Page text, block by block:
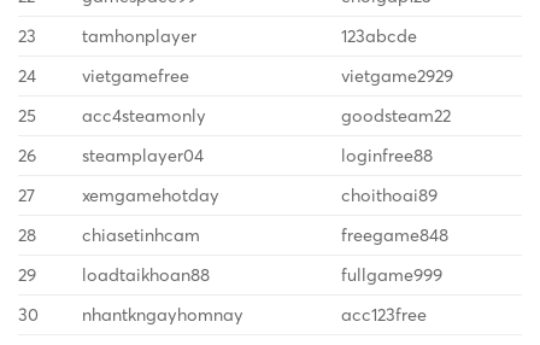
23
tamhonplayer
123abcde
24
vietgamefree
vietgame2929
25
acc4steamonly
goodsteam22
26
steamplayer04
loginfree88
27
xemgamehotday
choithoai89
28
chiasetinhcam
freegame848
29
loadtaikhoan88
fullgame999
30
nhantkngayhomnay acc123free